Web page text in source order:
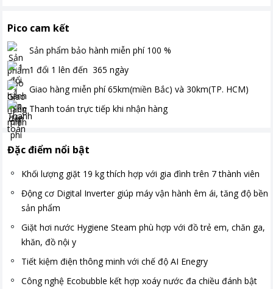
Pico cam kết
Sản phẩm bảo hành miễn phí 100 %
1 đổi 1 lên đến 365 ngày
Giao hàng miễn phí 65km(miền Bắc) và 30km(TP. HCM)
Thanh toán trực tiếp khi nhận hàng
Đặc điểm nổi bật
Khối lượng giặt 19 kg thích hợp với gia đình trên 7 thành viên
Động cơ Digital Inverter giúp máy vận hành êm ái, tăng độ bền
sản phẩm
Giặt hơi nước Hygiene Steam phù hợp với đồ trẻ em, chăn ga,
khăn, đồ nội y
Tiết kiệm điện thông minh với chế độ AI Enegry
Công nghệ Ecobubble kết hợp xoáy nước đa chiều đánh bật